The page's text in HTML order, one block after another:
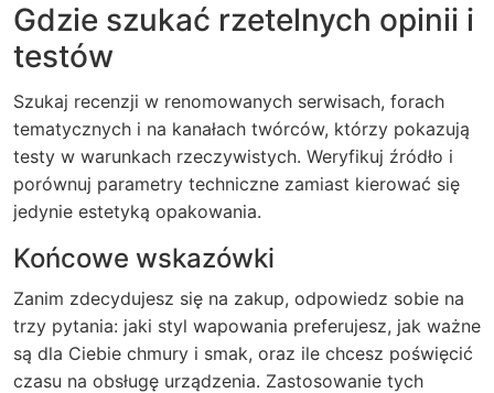
Gdzie szukać rzetelnych opinii i
testów
Szukaj recenzji w renomowanych serwisach, forach
tematycznych i na kanałach twórców, którzy pokazują
testy w warunkach rzeczywistych. Weryfikuj źródło i
porównuj parametry techniczne zamiast kierować się
jedynie estetyką opakowania.
Końcowe wskazówki
Zanim zdecydujesz się na zakup, odpowiedz sobie na
trzy pytania: jaki styl wapowania preferujesz, jak ważne
są dla Ciebie chmury i smak, oraz ile chcesz poświęcić
czasu na obsługę urządzenia. Zastosowanie tych